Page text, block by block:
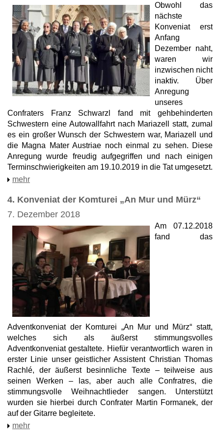
Obwohl das
nächste
Konveniat erst
Anfang
Dezember naht,
waren wir
inzwischen nicht
inaktiv. Über
Anregung
unseres
Confraters Franz Schwarzl fand mit gehbehinderten
Schwestern eine Autowallfahrt nach Mariazell statt, zumal
es ein großer Wunsch der Schwestern war, Mariazell und
die Magna Mater Austriae noch einmal zu sehen. Diese
Anregung wurde freudig aufgegriffen und nach einigen
Terminschwierigkeiten am 19.10.2019 in die Tat umgesetzt.
mehr
4. Konveniat der Komturei „An Mur und Mürz“
7. Dezember 2018
Am 07.12.2018
fand das
Adventkonveniat der Komturei „An Mur und Mürz“ statt,
welches sich als äußerst stimmungsvolles
Adventkonveniat gestaltete. Hiefür verantwortlich waren in
erster Linie unser geistlicher Assistent Christian Thomas
Rachlé, der äußerst besinnliche Texte – teilweise aus
seinen Werken – las, aber auch alle Confratres, die
stimmungsvolle Weihnachtlieder sangen. Unterstützt
wurden sie hierbei durch Confrater Martin Formanek, der
auf der Gitarre begleitete.
mehr